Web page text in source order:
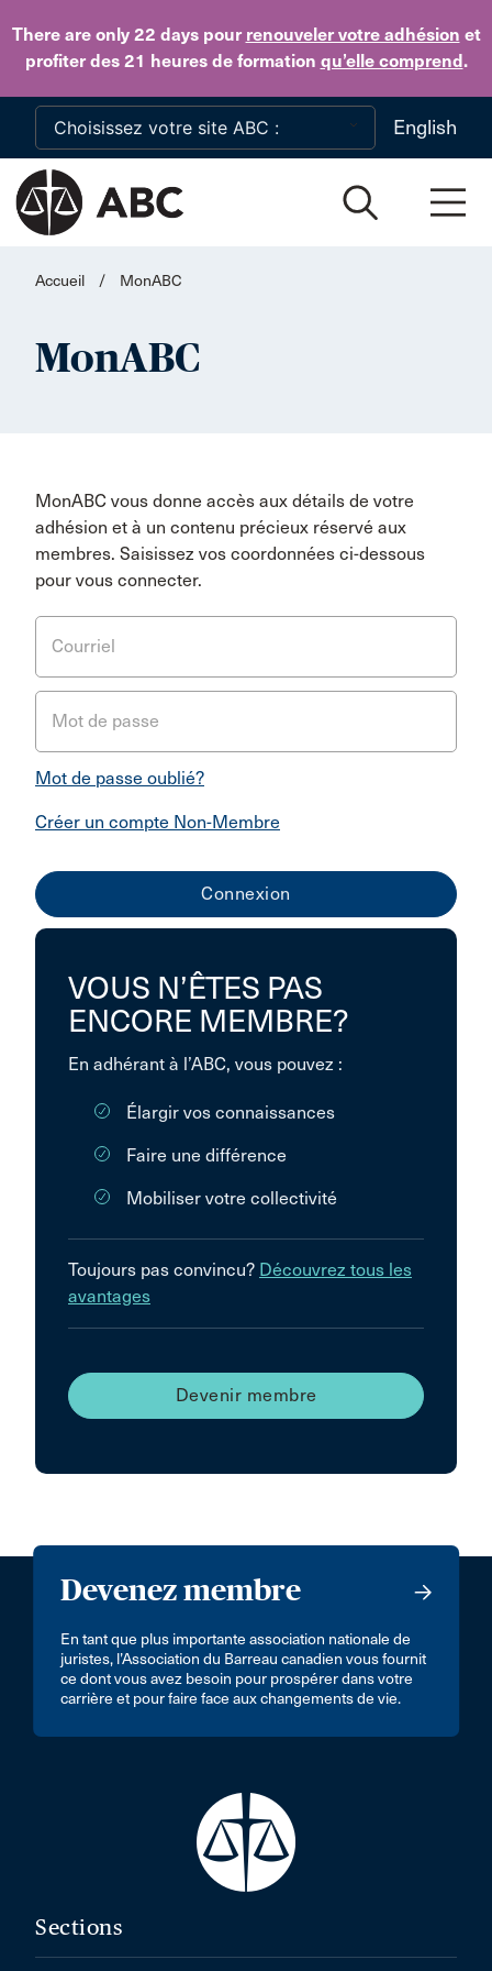
There are only 22 dayspour renouveler votre adhésion et
profiter des 21 heures de formation qu’elle comprend.
Skip to main content
English
Accueil / MonABC
MonABC
MonABC vous donne accès aux détails de votre
adhésion et à un contenu précieux réservé aux
membres. Saisissez vos coordonnées ci-dessous
pour vous connecter.
Courriel
Mot de passe
Mot de passe oublié?
Créer un compte Non-Membre
VOUS N’ÊTES PAS
ENCORE MEMBRE?
En adhérant à l’ABC, vous pouvez :
Élargir vos connaissances
Faire une différence
Mobiliser votre collectivité
Toujours pas convincu? Découvrez tous les
avantages
Devenir membre
Devenez membre
En tant que plus importante association nationale de
juristes, l’Association du Barreau canadien vous fournit
ce dont vous avez besoin pour prospérer dans votre
carrière et pour faire face aux changements de vie.
Sections